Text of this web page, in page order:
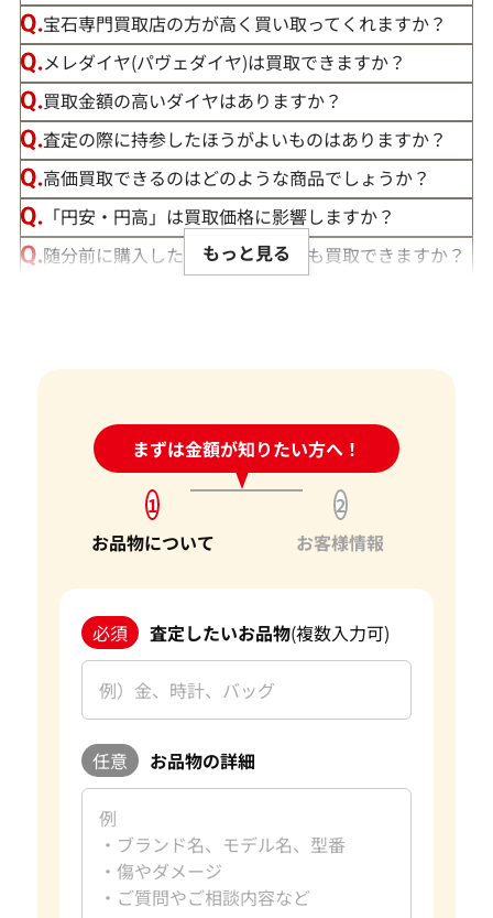
この度は「おたからや」で宝石の買取をご利用いただき、誠
にありがとうございました。お客様の大切な宝石にご満足い
ただける価格をご提示できましたこと、大変嬉しく思います。
私たちの目標は、常にお客様にご満足いただける買取を提供
することです。そのためには、最新の市場動向をしっかりと把
最良の買取価格をご提示できるよう努めております。
お客様にとって最良の結果をご提供できたことは、私たちに
とって何よりの励みとなります。お客様からの感謝の言葉をい
ただけることは、私たちの信頼を第一に考えたサービスが報
われた証です。今後もお客様からいただいた信頼を裏切らない
よう、サービスの向上に努め、さらに多くのお客様にご満足
いただけるよう精進してまいります。
宝石以外にも、金・貴金属やブランド品などのご売却をお考
えの際は、ぜひ「おたからや」をご利用ください。お客様の
大切なお品物を最良の価格でお取引できるよう、査定員一
同、ご満足いただける買取を提供してまいります。 改めて、
この度はご利用いただき、誠にありがとうございました。お
客様のまたのご利用を心よりお待ち申し上げております。
おたからやの宝石買取査定
宝石買取専門査定員
旅行、読書
日々是好日
好きなブランドダイヤモンド・宝石
過去の買取品例10カラットダイヤモンド
宝石専門買取店の方が高く買い取ってくれますか？
メレダイヤ(パヴェダイヤ)は買取できますか？
買取金額の高いダイヤはありますか？
査定の際に持参したほうがよいものはありますか？
高価買取できるのはどのような商品でしょうか？
「円安・円高」は買取価格に影響しますか？
随分前に購入したダイヤモンドでも買取できますか？
ダイヤモンドの買取価格には、どんなことが影響しま
身分証明書がなぜ必要？
もっと見る
まずは金額が知りたい方へ！
24時間受付中!問い合わせフォーム
1
お品物について
2
お客様情報
必須 査定したいお品物(複数入力可)
任意 お品物の詳細